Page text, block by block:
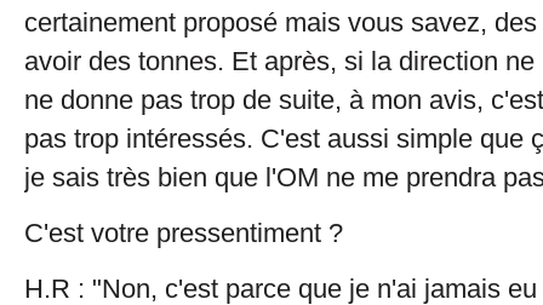
certainement proposé mais vous savez,
avoir des tonnes. Et après, si la direction
ne donne pas trop de suite, à mon avis,
pas trop intéressés. C'est aussi simple que
je sais très bien que l'OM ne me prendra
C'est votre pressentiment ?
H.R : "Non, c'est parce que je n'ai jamais